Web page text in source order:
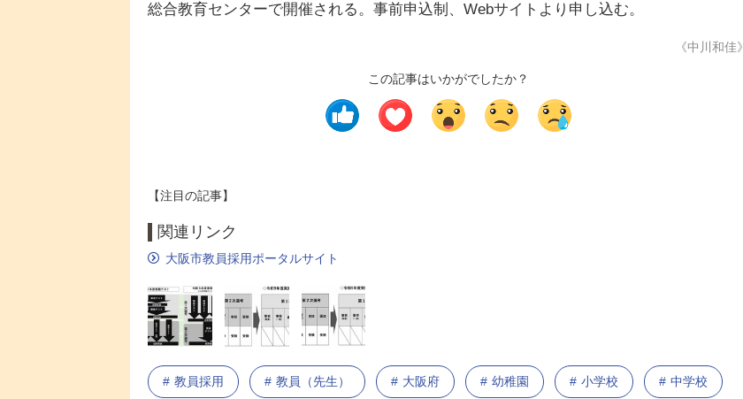
総合教育センターで開催される。事前申込制、Webサイトより申し込む。
《中川和佳》
この記事はいかがでしたか？
【注目の記事】
関連リンク
大阪市教員採用ポータルサイト
教員採用 教員（先生） 大阪府 幼稚園 小学校 中学校